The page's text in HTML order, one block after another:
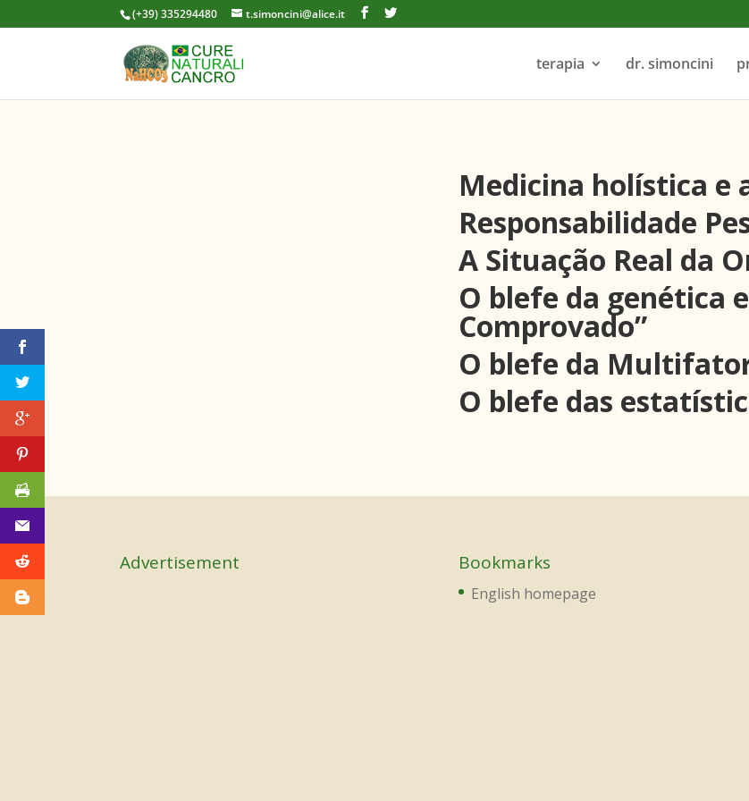
(+39) 335294480 t.simoncini@alice.it
terapia dr. simoncini
Medicina holística e
Responsabilidade
A Situação Real da
O blefe da genética
Comprovado”
O blefe da
O blefe das
Advertisement Bookmarks
English homepage